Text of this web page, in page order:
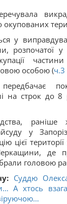
окупованих
у
розпочатої у
особою (ч.3
передбачає
на строк до 8
раніше
у
цієї
де
головою
Суддю
А хтось